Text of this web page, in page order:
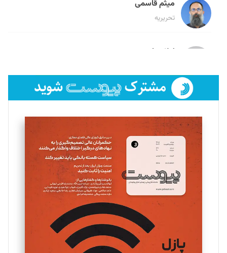
میثم قاسمی
تحریریه
لیلا حنارود
فائزه فتحی رستمی
تحریریه
سروش کرمیان
تحریریه
مینا پاکدل
یسنا امان‌پور